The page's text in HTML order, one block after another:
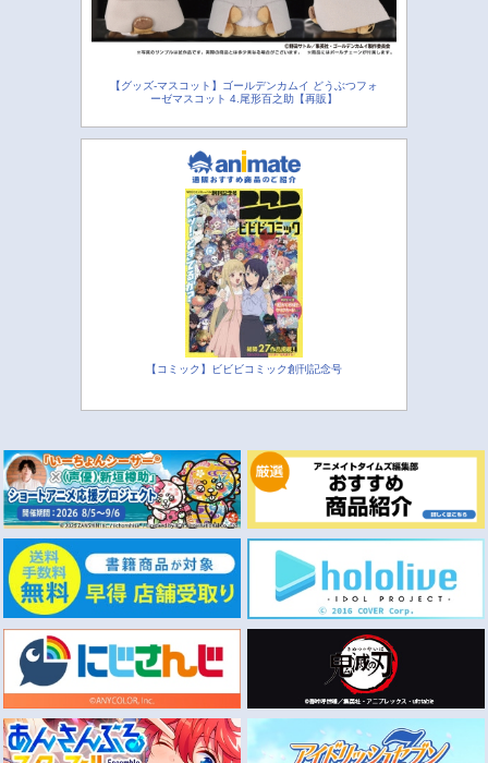
【グッズ-マスコット】ゴールデンカムイ どうぶつフォ
ーゼマスコット 4.尾形百之助【再販】
【コミック】ビビビコミック創刊記念号